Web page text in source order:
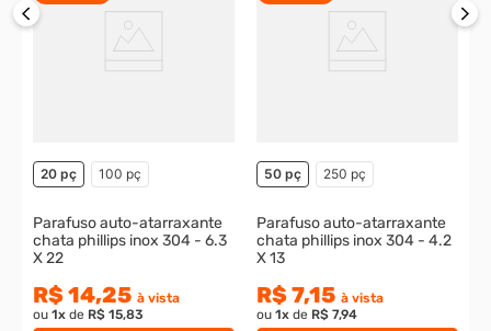
20 pç 100 pç
Parafuso auto-atarraxante
chata phillips inox 304 - 6.3
X 22
R$ 14,25 à vista
ou 1x de R$ 15,83
50 pç 250 pç
Parafuso auto-atarraxante
chata phillips inox 304 - 4.2
X 13
R$ 7,15 à vista
ou 1x de R$ 7,94